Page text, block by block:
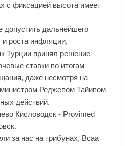
с фиксацией высота имеет
допустить дальнейшего
роста инфляции,
Турции принял решение
ставки по итогам
даже несмотря на
Реджепом Тайипом
действий.
Кисловодск - Provimed
за нас на трибунах, Bcaa